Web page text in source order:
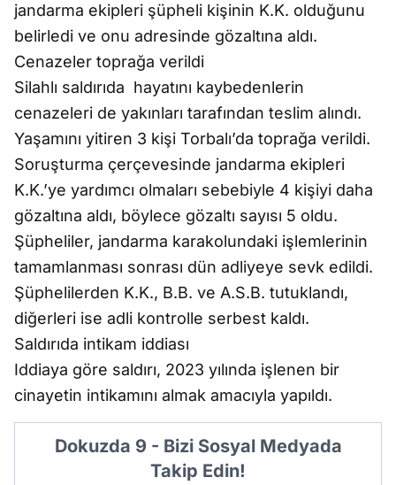
jandarma ekipleri şüpheli kişinin K.K. olduğunu
belirledi ve onu adresinde gözaltına aldı.
Cenazeler toprağa verildi
Silahlı saldırıda hayatını kaybedenlerin
cenazeleri de yakınları tarafından teslim alındı.
Yaşamını yitiren 3 kişi Torbalı’da toprağa verildi.
Soruşturma çerçevesinde jandarma ekipleri
K.K.’ye yardımcı olmaları sebebiyle 4 kişiyi daha
gözaltına aldı, böylece gözaltı sayısı 5 oldu.
Şüpheliler, jandarma karakolundaki işlemlerinin
tamamlanması sonrası dün adliyeye sevk edildi.
Şüphelilerden K.K., B.B. ve A.S.B. tutuklandı,
diğerleri ise adli kontrolle serbest kaldı.
Saldırıda intikam iddiası
Iddiaya göre saldırı, 2023 yılında işlenen bir
cinayetin intikamını almak amacıyla yapıldı.
Dokuzda 9 - Bizi Sosyal Medyada
Takip Edin!